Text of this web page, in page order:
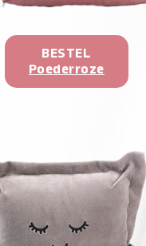
BESTEL
Poederroze